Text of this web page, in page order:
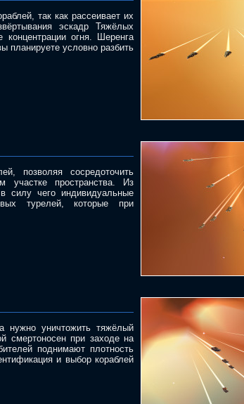
так как рассеивает их
эскадр Тяжёлых
концентрации огня. Шеренга
планируете условно разбить
позволяя сосредоточить
участке пространства. Из
силу чего индивидуальные
турелей, которые при
нужно уничтожить тяжёлый
смертоносен при заходе на
поднимают плотность
и выбор кораблей